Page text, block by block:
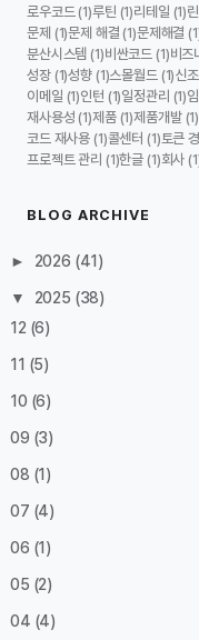
로우코드 (1)루틴 (1)리테일 (1)
문제 (1)문제 해결 (1)문제해결
분산시스템 (1)비싼코드 (1)비즈
성장 (1)성향 (1)스몰월드 (1)신
이메일 (1)인턴 (1)일정관리 (1)
재사용성 (1)제품 (1)제품개발 (1)
코드 재사용 (1)콜센터 (1)토큰
프로젝트 관리 (1)한글 (1)회사
BLOG ARCHIVE
► 2026 (41)
▼ 2025 (38)
12 (6)
11 (5)
10 (6)
09 (3)
08 (1)
07 (4)
06 (1)
05 (2)
04 (4)